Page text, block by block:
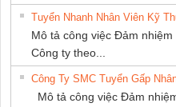
Tuyển Nhanh Nhân Viên Kỹ
Mô tả công việc Đảm
Công ty theo...
Công Ty SMC Tuyển Gấp
Mô tả công việc Đảm